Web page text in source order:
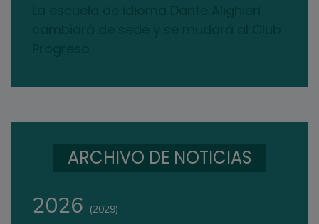
ARCHIVO DE NOTICIAS
2026 (2029)